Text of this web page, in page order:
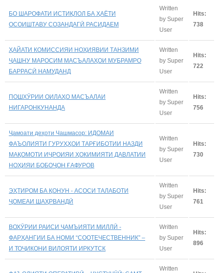
БО ШАРОФАТИ ИСТИҚЛОЛ БА ҲАЁТИ
ОСОИШТАВУ СОЗАНДАГӢ РАСИДАЕМ
Written
by Super
User
Hits:
738
ҲАЙАТИ КОМИССИЯИ НОҲИЯВИИ ТАНЗИМИ
ҶАШНУ МАРОСИМ МАСЪАЛАҲОИ МУБРАМРО
БАРРАСӢ НАМУДАНД
Written
by Super
User
Hits:
722
ПОШХӮРИИ ОИЛАҲО МАСЪАЛАИ
НИГАРОНКУНАНДА
Written
by Super
User
Hits:
756
Ҷамоати деҳоти Чашмасор: ИДОМАИ
ФАЪОЛИЯТИ ГУРУҲҲОИ ТАРҒИБОТИИ НАЗДИ
МАҚОМОТИ ИҶРОИЯИ ҲОКИМИЯТИ ДАВЛАТИИ
НОҲИЯИ БОБОҶОН ҒАФУРОВ
Written
by Super
User
Hits:
730
ЭҲТИРОМ БА ҚОНУН - АСОСИ ТАЛАБОТИ
ҶОМЕАИ ШАҲРВАНДӢ
Written
by Super
User
Hits:
761
ВОХӮРИИ РАИСИ ҶАМЪИЯТИ МИЛЛӢ -
ФАРҲАНГИИ БА НОМИ “СООТЕЧЕСТВЕННИК” –
И ТОҶИКОНИ ВИЛОЯТИ ИРКУТСК
Written
by Super
User
Hits:
896
Written